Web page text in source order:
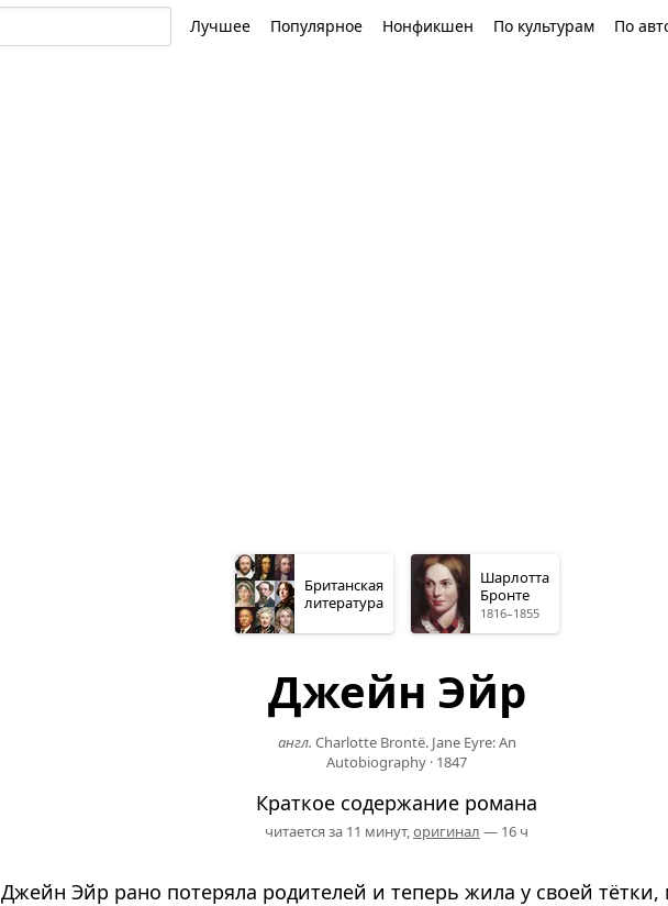
Лучшее Популярное Нонфикшен По культурам По
Британская
литература
Шарлотта
Бронте
1816–1855
Джейн Эйр
англ. Charlotte Brontë. Jane Eyre: An
Autobiography · 1847
Краткое содержание романа
читается за 11 минут,оригинал — 16 ч
Джейн Эйр рано потеряла родителей и теперь жила у своей тётки,